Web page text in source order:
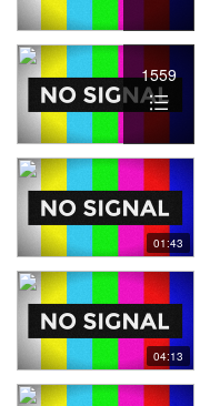
1559
01:43
04:13